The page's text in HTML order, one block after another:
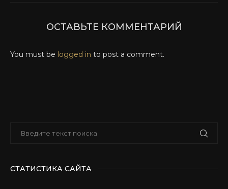
ОСТАВЬТЕ КОММЕНТАРИЙ
You must be logged in to post a comment.
СТАТИСТИКА САЙТА